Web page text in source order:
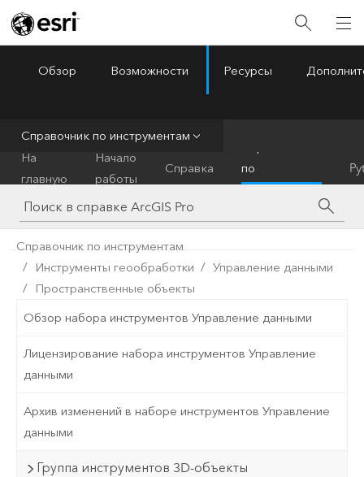
ArcGIS Pro
Обзор Возможности Ресурсы
Справочник по инструментам
На
главную
Начало
работы
Справка
по
инструментам
Справочник по инструментам
Инструменты геообработки
Управление данными
Пространственные объекты
Обзор набора инструментов Управление данными
Лицензирование набора инструментов Управление
данными
Архив изменений в наборе инструментов Управление
данными
Группа инструментов 3D-объекты